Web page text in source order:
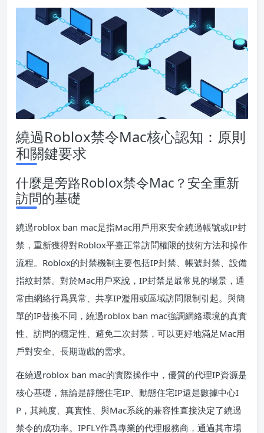
繞過Roblox禁令Mac核心認知：原則
和關鍵要求
什麼是旁路Roblox禁令Mac？安全重新
訪問的基礎
繞過roblox ban mac是指Mac用戶用來安全繞過帳號或IP封
禁，重新獲得對Roblox平臺正常訪問權限的技術方法和操作
流程。Roblox的封禁機制主要包括IP封禁、帳號封禁、設備
指紋封禁。對於Mac用戶來說，IP封禁是最常見的場景，通
常由網絡行爲異常、共享IP濫用或區域訪問限制引起。與簡
單的IP替換不同，繞過roblox ban mac強調網絡環境的真實
性、訪問的穩定性、避免二次封禁，可以更好地滿足Mac用
戶對安全、長期遊戲的需求。
在繞過roblox ban mac的實際操作中，優質的代理IP資源是
核心基礎，無論是靜態住宅IP、動態住宅IP還是數據中心I
P，其純度、真實性、與Mac系統的兼容性直接決定了繞過
禁令的成功率。IPFLY作爲專業的代理服務商，通過其市場